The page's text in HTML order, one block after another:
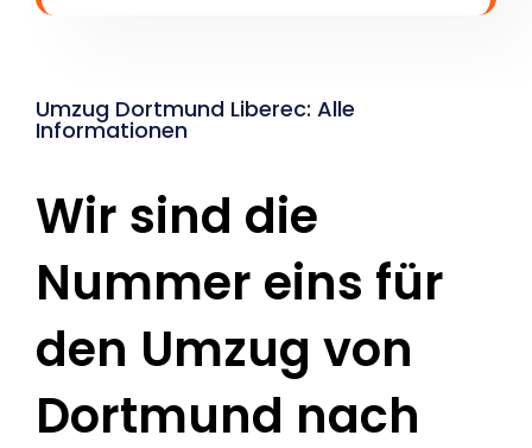
Umzug Dortmund Liberec: Alle
Informationen
Wir sind die
Nummer eins für
den Umzug von
Dortmund nach